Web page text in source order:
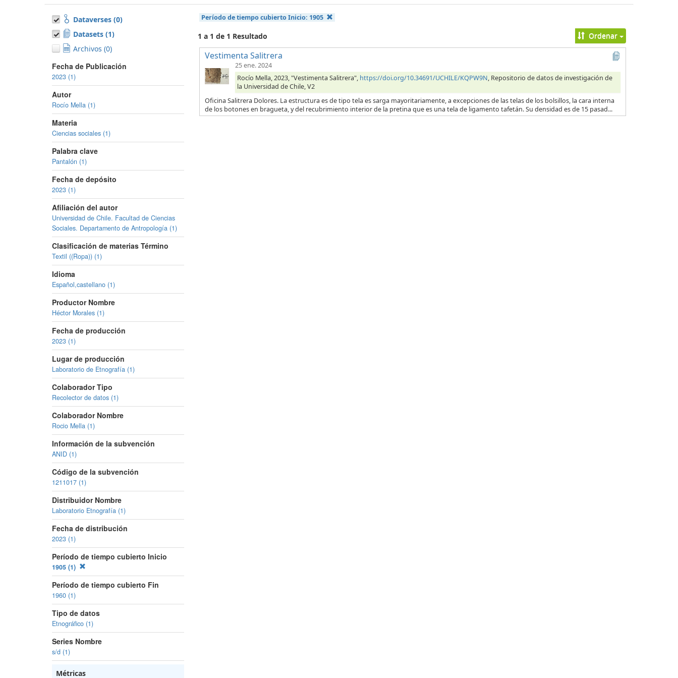
Dataverses (0)
Datasets (1)
Archivos (0)
Fecha de Publicación
2023 (1)
Autor
Rocío Mella (1)
Materia
Ciencias sociales (1)
Palabra clave
Pantalón (1)
Fecha de depósito
2023 (1)
Afiliación del autor
Universidad de Chile. Facultad de Ciencias
Sociales. Departamento de Antropología (1)
Clasificación de materias Término
Textil ((Ropa)) (1)
Idioma
Español,castellano (1)
Productor Nombre
Héctor Morales (1)
Fecha de producción
2023 (1)
Lugar de producción
Laboratorio de Etnografía (1)
Colaborador Tipo
Recolector de datos (1)
Colaborador Nombre
Rocio Mella (1)
Información de la subvención
ANID (1)
Código de la subvención
1211017 (1)
Distribuidor Nombre
Laboratorio Etnografía (1)
Fecha de distribución
2023 (1)
Período de tiempo cubierto Inicio
1905 (1)
Período de tiempo cubierto Fin
1960 (1)
Tipo de datos
Etnográfico (1)
Series Nombre
s/d (1)
Métricas
Período de tiempo cubierto Inicio: 1905
1 a 1 de 1 Resultado Ordenar
Vestimenta Salitrera
25 ene. 2024
Rocío Mella, 2023, "Vestimenta Salitrera", https://doi.org/10.34691/UCHILE/KQPW9N, Repositorio de datos de investigación de
la Universidad de Chile, V2
Oficina Salitrera Dolores. La estructura es de tipo tela es sarga mayoritariamente, a excepciones de las telas de los bolsillos, la cara interna
de los botones en bragueta, y del recubrimiento interior de la pretina que es una tela de ligamento tafetán. Su densidad es de 15 pasad...